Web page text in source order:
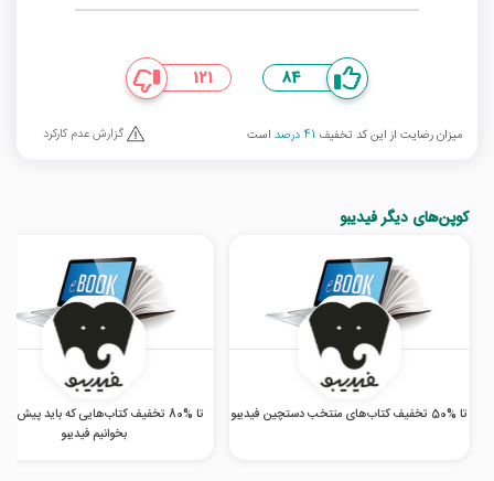
84
121
میزان رضایت از این کد تخفیف 41 درصد است گزارش عدم کارکرد
کوپن‌های دیگر فیدیبو
تا %50 تخفیف کتاب‌های منتخب دستچین فیدیبو
تا %80 تخفیف کتاب‌هایی که باید پیش
بخوانیم فیدیبو